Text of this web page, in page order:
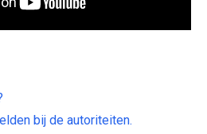
bij de autoriteiten.